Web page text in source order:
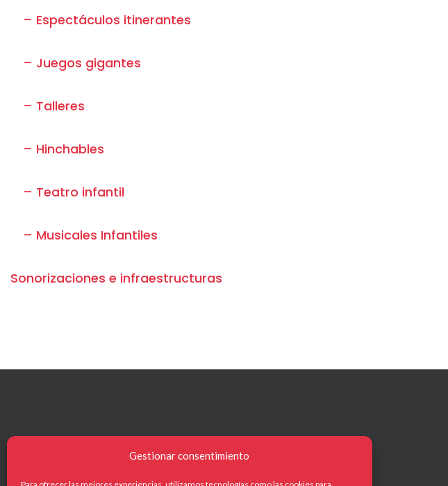
Gestionar consentimiento
– Espectáculos itinerantes
– Juegos gigantes
– Talleres
– Hinchables
– Teatro infantil
– Musicales Infantiles
Sonorizaciones e infraestructuras